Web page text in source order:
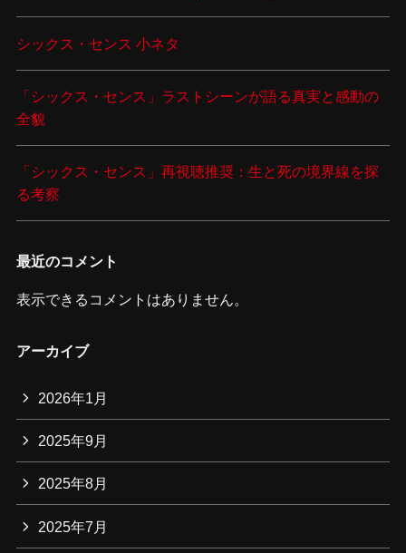
シックス・センス 小ネタ
「シックス・センス」ラストシーンが語る真実と感動の
全貌
「シックス・センス」再視聴推奨：生と死の境界線を探
る考察
最近のコメント
表示できるコメントはありません。
アーカイブ
2026年1月
2025年9月
2025年8月
2025年7月